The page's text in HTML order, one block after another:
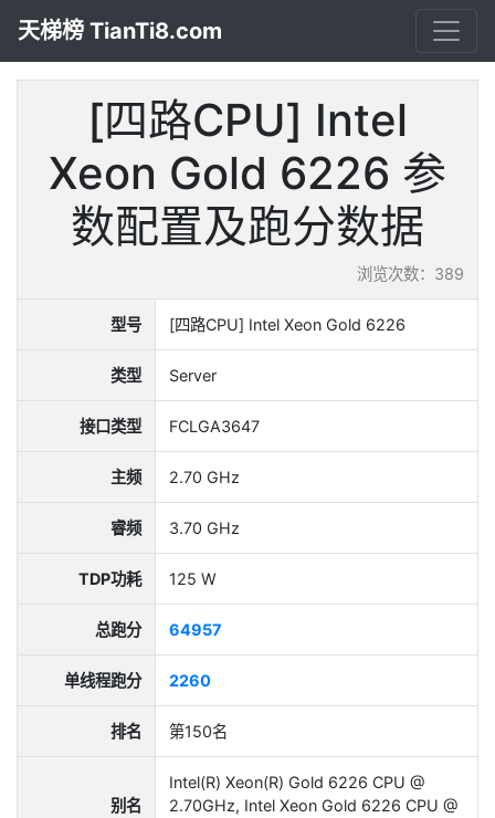
天梯榜 TianTi8.com
[四路CPU] Intel
Xeon Gold 6226 参
数配置及跑分数据
浏览次数：389
型号 [四路CPU] Intel Xeon Gold 6226
类型 Server
接口类型 FCLGA3647
主频 2.70 GHz
睿频 3.70 GHz
TDP功耗 125 W
总跑分 64957
单线程跑分 2260
排名 第150名
别名
Intel(R) Xeon(R) Gold 6226 CPU @
2.70GHz, Intel Xeon Gold 6226 CPU @